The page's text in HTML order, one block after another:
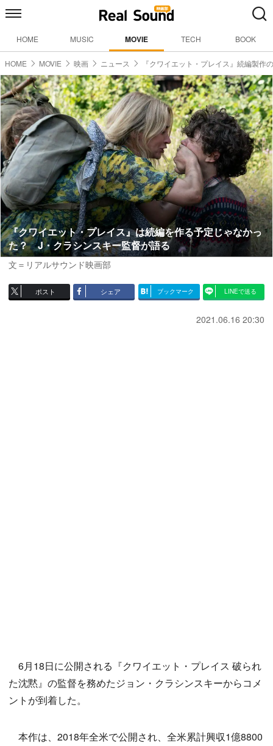
HOME MUSIC MOVIE TECH BOOK
HOME MOVIE 映画 ニュース 『クワイエット・プレイス』続編製作
『クワイエット・プレイス』は続編を作る予定じゃなかっ
た？ J・クラシンスキー監督が語る
文＝リアルサウンド映画部
ポスト シェア ブックマーク LINEで送る
2021.06.16 20:30
6月18日に公開される『クワイエット・プレイス 破られ
た沈黙』の監督を務めたジョン・クラシンスキーからコメ
ントが到着した。
本作は、2018年全米で公開され、全米累計興収1億8800